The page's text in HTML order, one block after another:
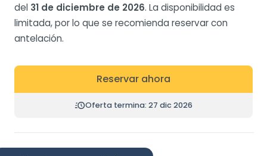
del 31 de diciembre de 2026. La disponibilidad es
limitada, por lo que se recomienda reservar con
antelación.
Reservar ahora
Oferta termina: 27 dic 2026